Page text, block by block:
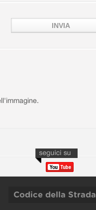
Codice della Strada